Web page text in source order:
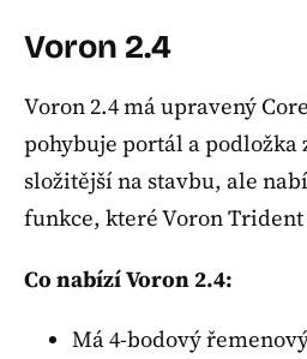
Voron 2.4
Voron 2.4 má upravený
pohybuje portál a podložka
složitější na stavbu, ale
funkce, které Voron
Co nabízí Voron 2.4:
Má 4-bodový